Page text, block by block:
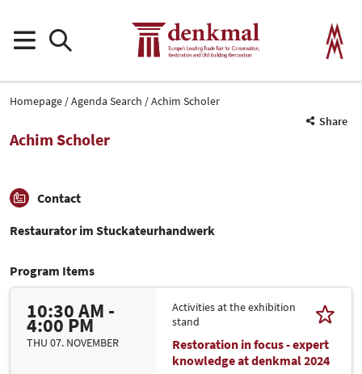
Homepage Agenda Search
Achim Scholer
Share
Achim Scholer
Contact
Restaurator im Stuckateurhandwerk
Program Items
10:30 AM -
4:00 PM
THU 07. NOVEMBER
Activities at the exhibition
stand
Restoration in focus - expert
knowledge at denkmal 2024